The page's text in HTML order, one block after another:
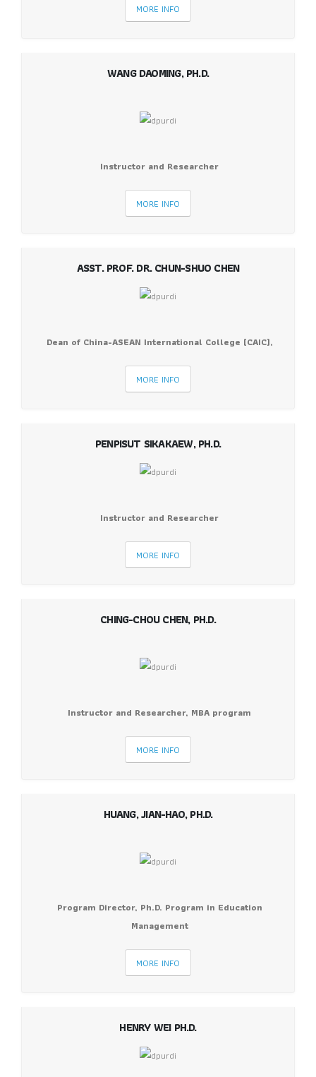
MORE INFO
WANG DAOMING, PH.D.
Instructor and Researcher
MORE INFO
ASST. PROF. DR. CHUN-SHUO CHEN
Dean of China-ASEAN International College (CAIC),
MORE INFO
PENPISUT SIKAKAEW, PH.D.
Instructor and Researcher
MORE INFO
CHING-CHOU CHEN, PH.D.
Instructor and Researcher, MBA program
MORE INFO
HUANG, JIAN-HAO, PH.D.
Program Director, Ph.D. Program in Education
Management
MORE INFO
HENRY WEI PH.D.